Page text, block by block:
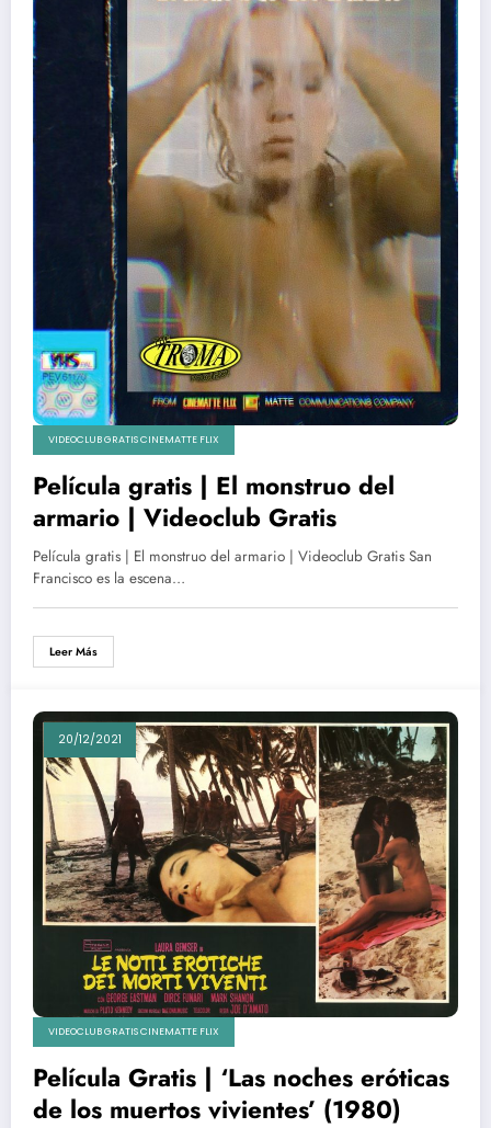
VIDEOCLUB GRATIS CINEMATTE FLIX
Película gratis | El monstruo del
armario | Videoclub Gratis
Película gratis | El monstruo del armario | Videoclub Gratis San
Francisco es la escena…
Leer Más
20/12/2021
VIDEOCLUB GRATIS CINEMATTE FLIX
Película Gratis | ‘Las noches eróticas
de los muertos vivientes’ (1980)